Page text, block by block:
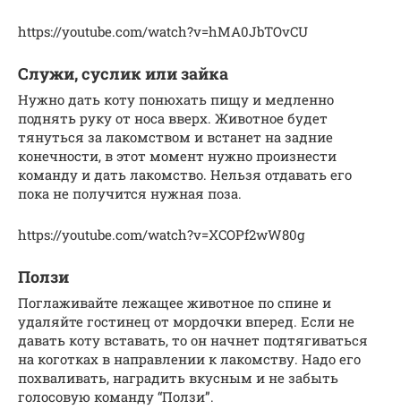
https://youtube.com/watch?v=hMA0JbTOvCU
Служи, суслик или зайка
Нужно дать коту понюхать пищу и медленно
поднять руку от носа вверх. Животное будет
тянуться за лакомством и встанет на задние
конечности, в этот момент нужно произнести
команду и дать лакомство. Нельзя отдавать его
пока не получится нужная поза.
https://youtube.com/watch?v=XCOPf2wW80g
Ползи
Поглаживайте лежащее животное по спине и
удаляйте гостинец от мордочки вперед. Если не
давать коту вставать, то он начнет подтягиваться
на коготках в направлении к лакомству. Надо его
похваливать, наградить вкусным и не забыть
голосовую команду “Ползи”.